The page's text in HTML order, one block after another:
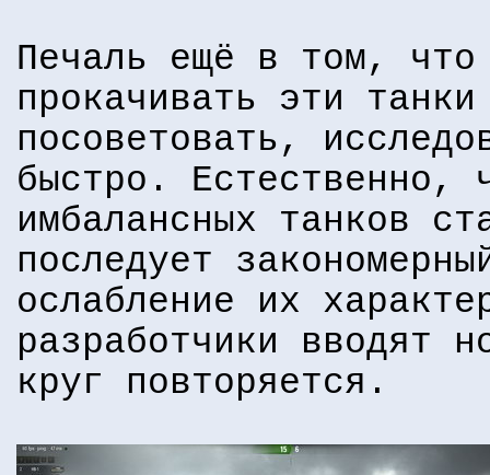
Печаль ещё в том, что
прокачивать эти
посоветовать,
быстро. Естественно,
имбалансных танков
последует
ослабление их
разработчики вводят
круг повторяется.